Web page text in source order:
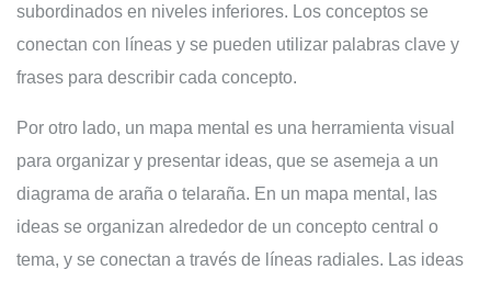
subordinados en niveles inferiores. Los conceptos se
conectan con líneas y se pueden utilizar palabras clave y
frases para describir cada concepto.
Por otro lado, un mapa mental es una herramienta visual
para organizar y presentar ideas, que se asemeja a un
diagrama de araña o telaraña. En un mapa mental, las
ideas se organizan alrededor de un concepto central o
tema, y se conectan a través de líneas radiales. Las ideas